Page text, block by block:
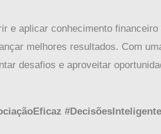
e aplicar conhecimento
melhores resultados. Com
desafios e aproveitar